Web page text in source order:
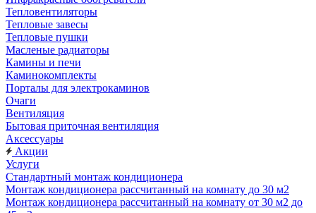
Тепловентиляторы
Тепловые завесы
Тепловые пушки
Масленые радиаторы
Камины и печи
Каминокомплекты
Порталы для электрокаминов
Очаги
Вентиляция
Бытовая приточная вентиляция
Аксессуары
Акции
Услуги
Стандартный монтаж кондиционера
Монтаж кондиционера рассчитанный на комнату до 30 м2
Монтаж кондиционера рассчитанный на комнату от 30 м2 до